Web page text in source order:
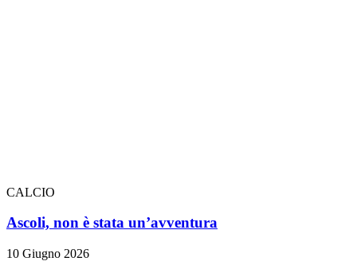
CALCIO
Ascoli, non è stata un’avventura
10 Giugno 2026